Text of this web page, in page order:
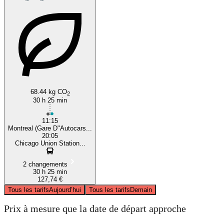
68.44 kg CO2
30 h 25 min
11:15
Montreal (Gare D"Autocars...
20:05
Chicago Union Station...
2 changements
30 h 25 min
127,74 €
Tous les tarifsAujourd’hui Tous les tarifsDemain
Prix à mesure que la date de départ approche